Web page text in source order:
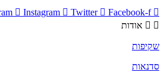
Instagram Twitter
Facebook-f
אודות
שקיפות
סדנאות